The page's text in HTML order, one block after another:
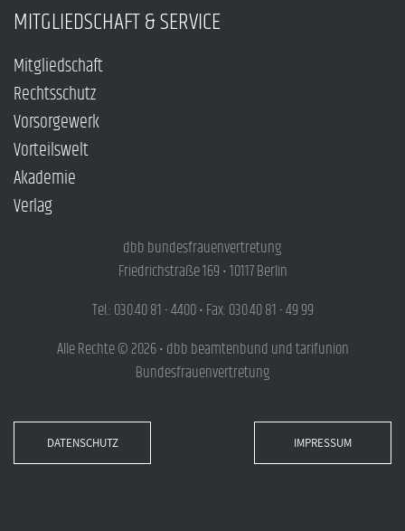
MITGLIEDSCHAFT & SERVICE
Mitgliedschaft
Rechtsschutz
Vorsorgewerk
Vorteilswelt
Akademie
Verlag
dbb bundesfrauenvertretung
Friedrichstraße 169 • 10117 Berlin
Tel.: 030.40 81 - 4400 • Fax: 030.40 81 - 49 99
Alle Rechte © 2026 • dbb beamtenbund und tarifunion
Bundesfrauenvertretung
DATENSCHUTZ IMPRESSUM